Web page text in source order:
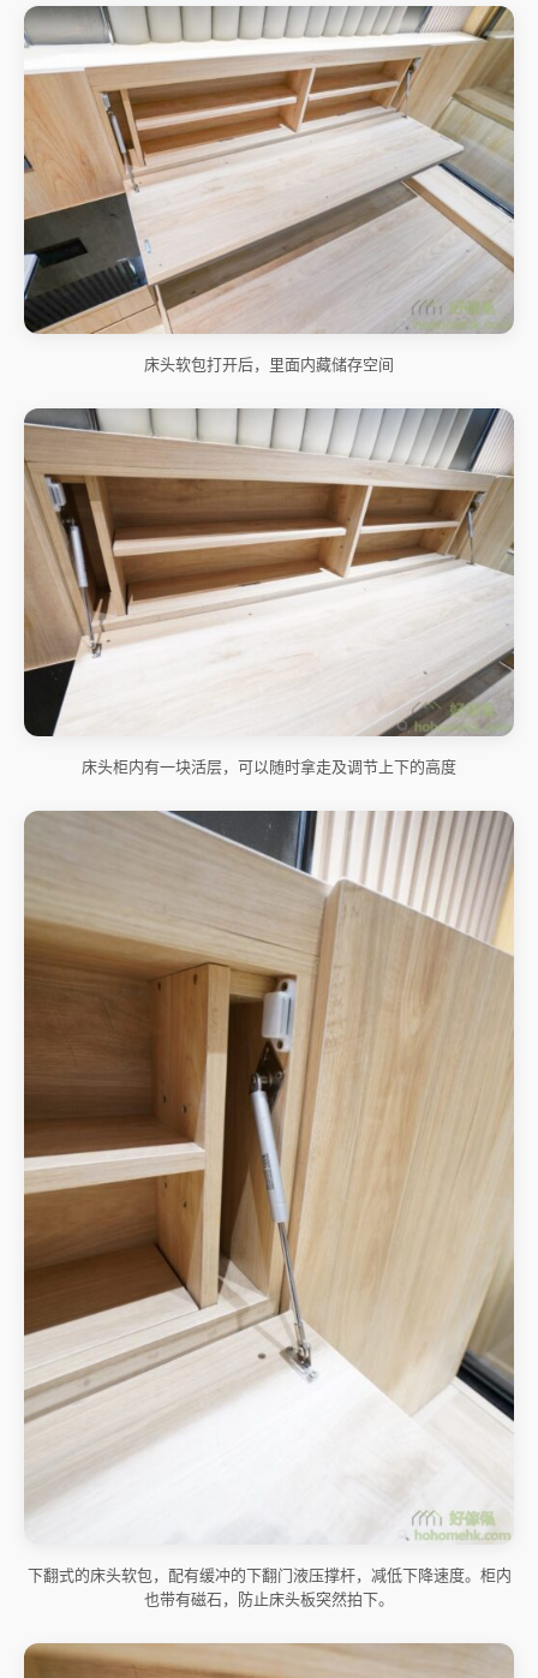
床头软包打开后，里面内藏储存空间
床头柜内有一块活层，可以随时拿走及调节上下的高度
下翻式的床头软包，配有缓冲的下翻门液压撑杆，减低下降速度。柜内
也带有磁石，防止床头板突然拍下。